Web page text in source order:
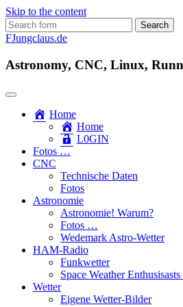
Skip to the content
Search
for:
FJungclaus.de
Astronomy, CNC, Linux,
Home
Home
L​0​​GIN
Fotos …
CNC
Technische Daten
Fotos
Astronomie
Astronomie! Warum?
Fotos …
Wedemark Astro-Wetter
HAM-Radio
Funkwetter
Space Weather
Wetter
Eigene Wetter-Bilder